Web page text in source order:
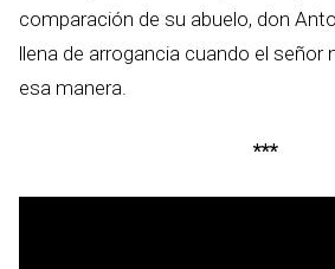
comparación de su abuelo, don
llena de arrogancia cuando el señor
esa manera.
***